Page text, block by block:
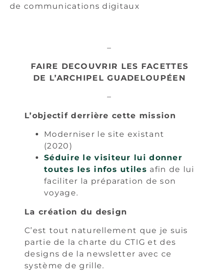
de communications digitaux
–
FAIRE DECOUVRIR LES FACETTES
DE L’ARCHIPEL GUADELOUPÉEN
–
L’objectif derrière cette mission
Moderniser le site existant
(2020)
Séduire le visiteur lui donner
toutes les infos utiles afin de lui
faciliter la préparation de son
voyage.
La création du design
C’est tout naturellement que je suis
partie de la charte du CTIG et des
designs de la newsletter avec ce
système de grille.